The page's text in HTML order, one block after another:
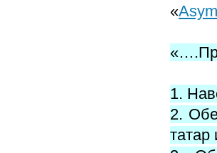
«
1.
2.
татар